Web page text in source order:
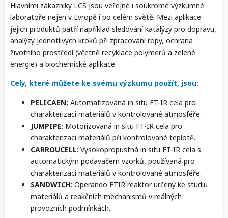
Hlavními zákazníky LCS jsou veřejné i soukromé výzkumné
laboratoře nejen v Evropě i po celém světě. Mezi aplikace
jejich produktů patří například sledování katalýzy pro dopravu,
analýzy jednotlivých kroků při zpracování ropy, ochrana
životního prostředí (včetně recyklace polymerů a zelené
energie) a biochemické aplikace.
Cely, které můžete ke svému výzkumu použít, jsou:
PELICAEN: Automatizovaná in situ FT-IR cela pro
charakterizaci materiálů v kontrolované atmosféře.
JUMPIPE: Motorizovaná in situ FT-IR cela pro
charakterizaci materiálů při kontrolované teplotě.
CARROUCELL: Vysokopropustná in situ FT-IR cela s
automatickým podavačem vzorků, používaná pro
charakterizaci materiálů v kontrolované atmosféře.
SANDWICH: Operando FTIR reaktor určený ke studiu
materiálů a reakčních mechanismů v reálných
provozních podmínkách.